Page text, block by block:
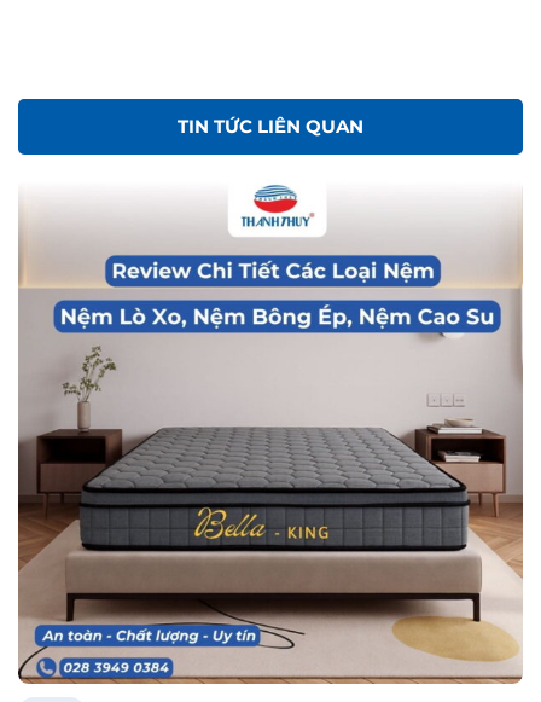
TIN TỨC LIÊN QUAN